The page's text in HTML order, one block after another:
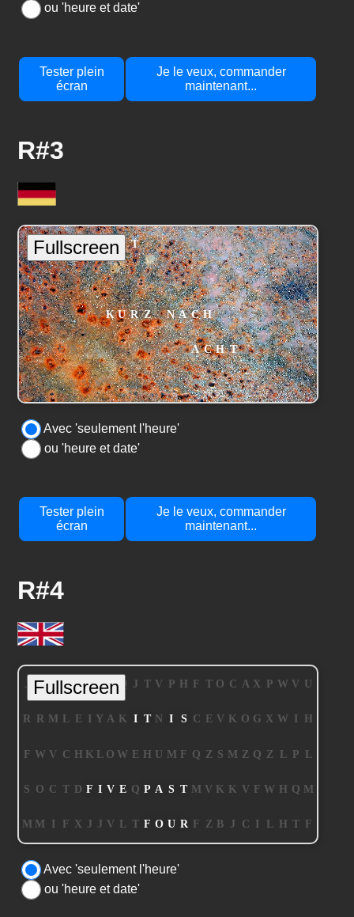
ou 'heure et date'
Tester plein
écran
Je le veux, commander
maintenant...
R#3
Avec 'seulement l'heure'
ou 'heure et date'
Tester plein
écran
Je le veux, commander
maintenant...
R#4
Avec 'seulement l'heure'
ou 'heure et date'